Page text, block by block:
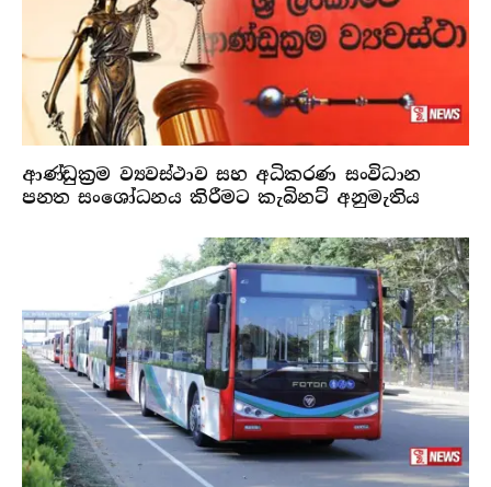
ආණ්ඩුක්‍රම ව්‍යවස්ථාව සහ අධිකරණ සංවිධාන
පනත සංශෝධනය කිරීමට කැබිනට් අනුමැතිය